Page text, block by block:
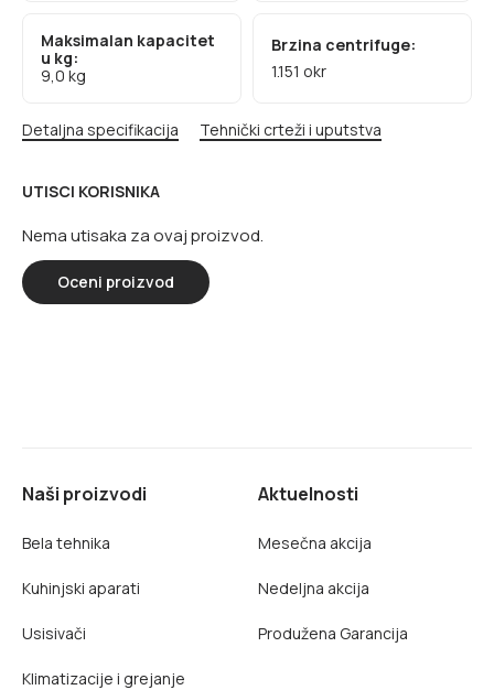
Maksimalan kapacitet
u kg:
9,0 kg
Brzina centrifuge:
1.151 okr
Detaljna specifikacija Tehnički crteži i uputstva
UTISCI KORISNIKA
Nema utisaka za ovaj proizvod.
Oceni proizvod
Naši proizvodi
Bela tehnika
Kuhinjski aparati
Usisivači
Klimatizacije i grejanje
Aktuelnosti
Mesečna akcija
Nedeljna akcija
Produžena Garancija